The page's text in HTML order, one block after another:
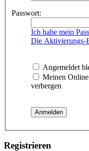
Passwort:
Ich habe mein
Die Aktivierungs-
Angemeldet
Meinen
verbergen
Registrieren